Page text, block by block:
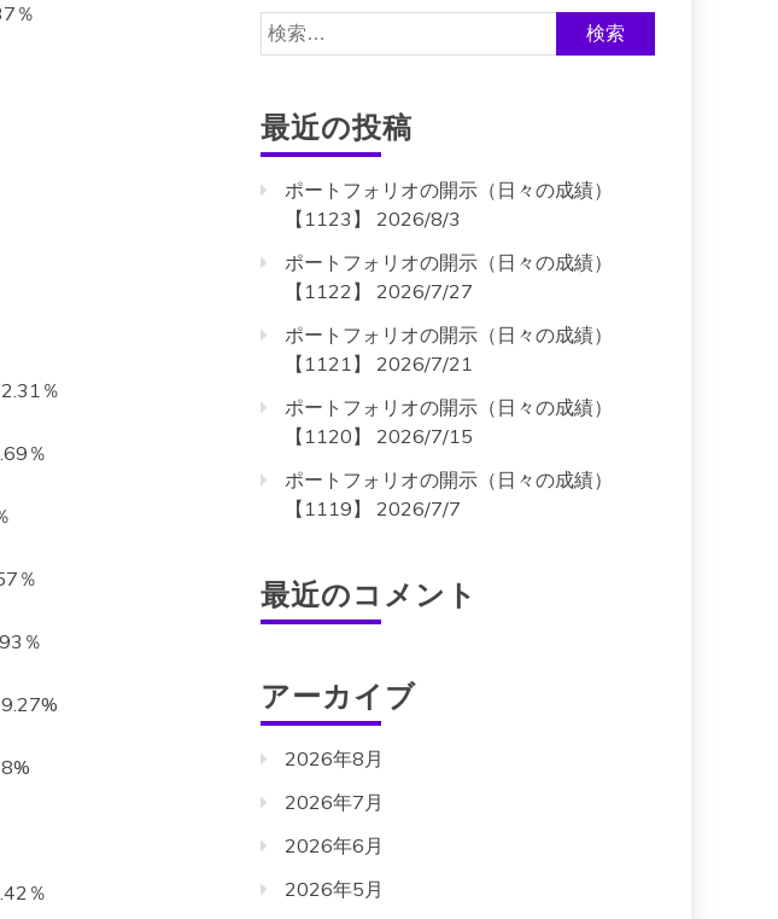
％
％
％
％
％
％
検
索:
最近の投稿
ポートフォリオの開示（日々の成績）
【1123】 2026/8/3
ポートフォリオの開示（日々の成績）
【1122】 2026/7/27
ポートフォリオの開示（日々の成績）
【1121】 2026/7/21
ポートフォリオの開示（日々の成績）
【1120】 2026/7/15
ポートフォリオの開示（日々の成績）
【1119】 2026/7/7
最近のコメント
アーカイブ
2026年8月
2026年7月
2026年6月
2026年5月